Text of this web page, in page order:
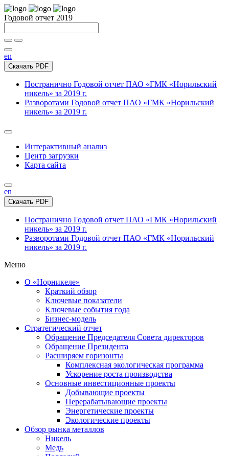
Годовой отчет 2019
en
Скачать PDF
Постранично Годовой отчет ПАО «ГМК «Норильский
никель» за 2019 г.
Разворотами Годовой отчет ПАО «ГМК «Норильский
никель» за 2019 г.
Интерактивный анализ
Центр загрузки
Карта сайта
en
Скачать PDF
Постранично Годовой отчет ПАО «ГМК «Норильский
никель» за 2019 г.
Разворотами Годовой отчет ПАО «ГМК «Норильский
никель» за 2019 г.
Меню
О «Норникеле»
Краткий обзор
Ключевые показатели
Ключевые события года
Бизнес-модель
Стратегический отчет
Обращение Председателя Совета директоров
Обращение Президента
Расширяем горизонты
Комплексная экологическая программа
Ускорение роста производства
Основные инвестиционные проекты
Добывающие проекты
Перерабатывающие проекты
Энергетические проекты
Экологические проекты
Обзор рынка металлов
Никель
Медь